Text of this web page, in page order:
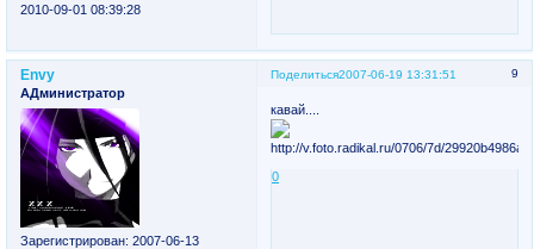
2010-09-01 08:39:28
Поделиться 9
2007-06-19 13:31:51
Envy
АДминистратор
Зарегистрирован: 2007-06-13
кавай....
0